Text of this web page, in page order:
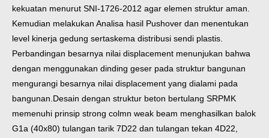
kekuatan menurut SNI-1726-2012 agar elemen struktur aman.
Kemudian melakukan Analisa hasil Pushover dan menentukan
level kinerja gedung sertaskema distribusi sendi plastis.
Perbandingan besarnya nilai displacement menunjukan bahwa
dengan menggunakan dinding geser pada struktur bangunan
mengurangi besarnya nilai displacement yang dialami pada
bangunan. Desain dengan struktur beton bertulang SRPMK
memenuhi prinsip strong colmn weak beam menghasilkan balok
G1a (40x80) tulangan tarik 7D22 dan tulangan tekan 4D22,